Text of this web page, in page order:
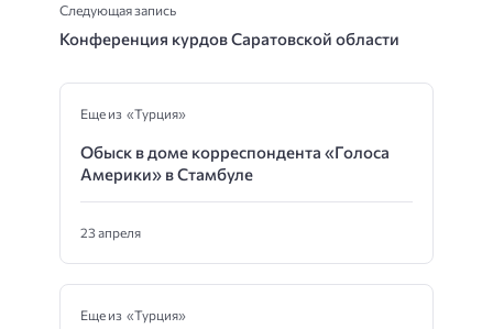
Следующая запись
Конференция курдов Саратовской области
Еще из «Турция»
Обыск в доме корреспондента «Голоса
Америки» в Стамбуле
23 апреля
Еще из «Турция»